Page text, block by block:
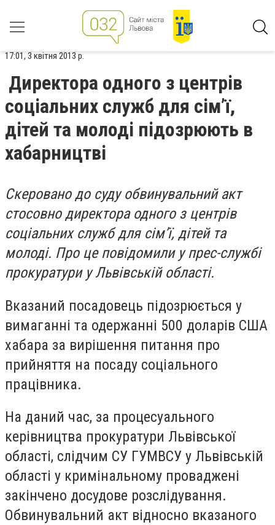
17:01, 3 квітня 2013 р.
Директора одного з центрів
соціальних служб для сім’ї,
дітей та молоді підозрюють в
хабарництві
Скеровано до суду обвинувальний акт
стосовно директора одного з центрів
соціальних служб для сім’ї, дітей та
молоді. Про це повідомили у прес-службі
прокуратури у Львівській області.
Вказаний посадовець підозрюється у
вимаганні та одержанні 500 доларів США
хабара за вирішення питання про
прийняття на посаду соціального
працівника.
На даний час, за процесуального
керівництва прокуратури Львівської
області, слідчим СУ ГУМВСУ у Львівській
області у кримінальному проваджені
закінчено досудове розслідування.
Обвинувальний акт відносно вказаного